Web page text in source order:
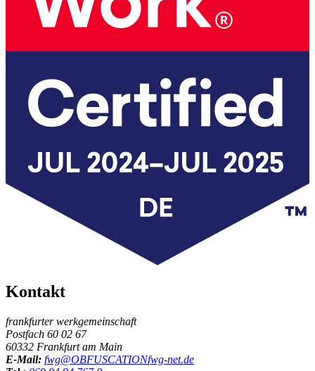
Kontakt
frankfurter werkgemeinschaft
Postfach 60 02 67
60332 Frankfurt am Main
E-Mail: fwg@OBFUSCATIONfwg-net.de